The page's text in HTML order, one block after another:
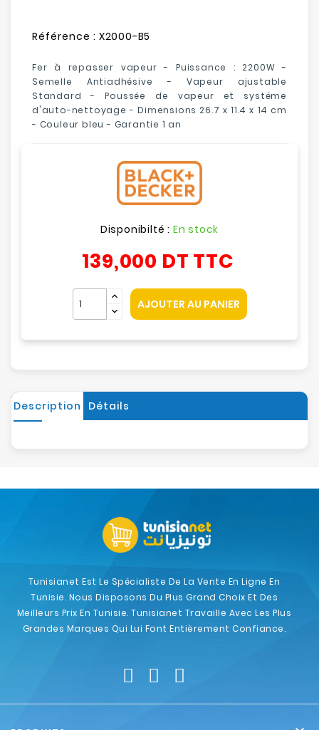
Référence : X2000-B5
Fer à repasser vapeur - Puissance : 2200W -
Semelle Antiadhésive - Vapeur ajustable
Standard - Poussée de vapeur et systéme
d'auto-nettoyage - Dimensions26.7 x 11.4 x 14 cm
- Couleur bleu - Garantie 1 an
Disponibilté : En stock
139,000 DT TTC
AJOUTER AU PANIER
Description Détails
Tunisianet Est Le Spécialiste De La Vente En Ligne En
Tunisie. Nous Disposons Du Plus Grand Choix Et Des
Meilleurs Prix En Tunisie. Tunisianet Travaille Avec Les Plus
Grandes Marques Qui Lui Font Entièrement Confiance.